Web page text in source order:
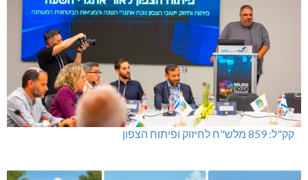
קק"ל: 859 מלש"ח לחיזוק ופיתוח הצפון